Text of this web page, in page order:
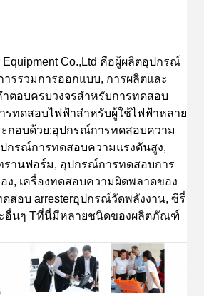
Co.,Ltd คือผู้ผลิตอุปกรณ์
ารรวมการออกแบบ, การผลิตและ
าตอบครบวงจรสําหรับการทดสอบ
รทดสอบไฟฟ้าสําหรับผู้ใช้ไฟฟ้าหลาย
กอบด้วย:อุปกรณ์การทดสอบความ
ปกรณ์การทดสอบความแรงดันสูง,
านฟอร์ม, อุปกรณ์การทดสอบการ
ง, เครื่องทดสอบความผิดพลาดของ
สอบ arresterอุปกรณ์วัดพลังงาน, ซีรี่
อื่นๆ Tที่นี่มีหลายชนิดของผลิตภัณฑ์